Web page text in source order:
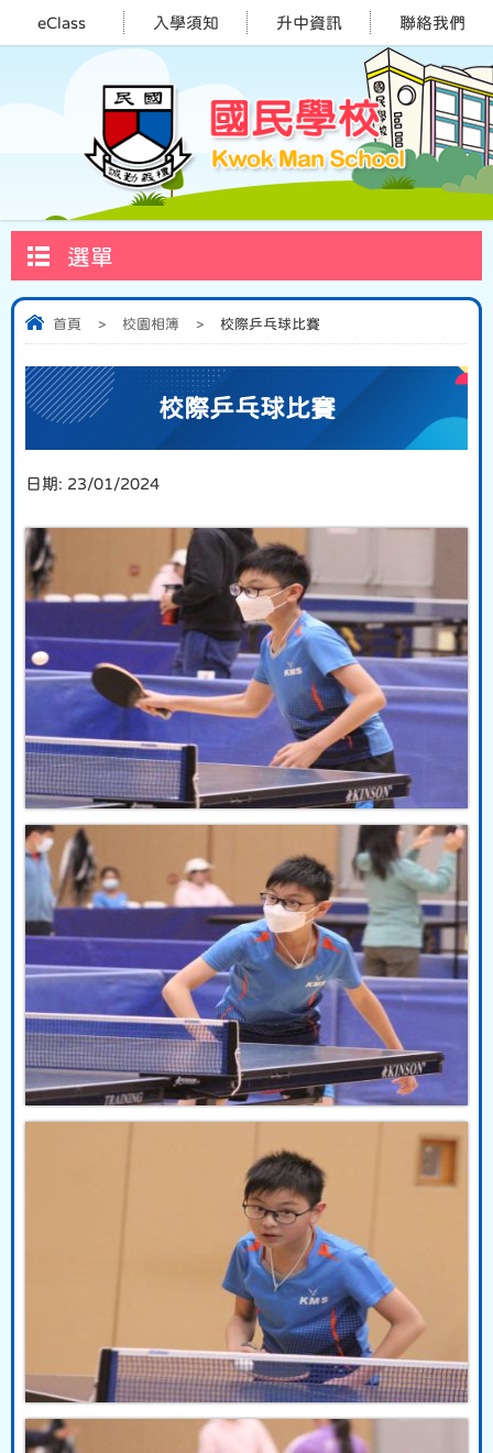
eClass 入學須知 升中資訊 聯絡我們
選單
首頁 > 校園相簿 > 校際乒乓球比賽
校際乒乓球比賽
日期: 23/01/2024